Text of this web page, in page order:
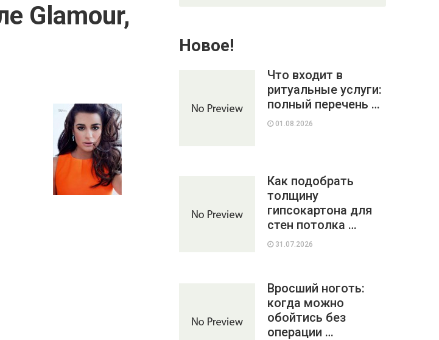
Glamour,
Новое!
Что входит в
ритуальные услуги:
полный перечень …
01.08.2026
Как подобрать
толщину
гипсокартона для
стен потолка …
31.07.2026
Вросший ноготь:
когда можно
обойтись без
операции …